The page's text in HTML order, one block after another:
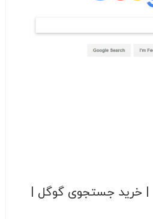
| خرید جستجوی گوگل |